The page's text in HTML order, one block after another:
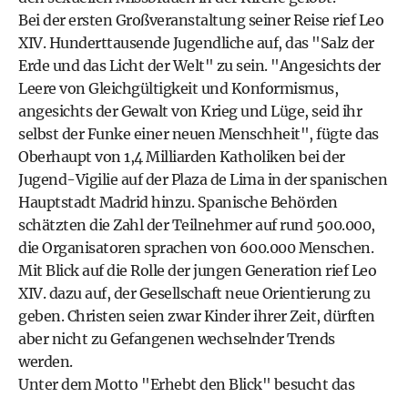
Bei der ersten Großveranstaltung seiner Reise rief Leo
XIV. Hunderttausende Jugendliche auf, das "Salz der
Erde und das Licht der Welt" zu sein. "Angesichts der
Leere von Gleichgültigkeit und Konformismus,
angesichts der Gewalt von Krieg und Lüge, seid ihr
selbst der Funke einer neuen Menschheit", fügte das
Oberhaupt von 1,4 Milliarden Katholiken bei der
Jugend-Vigilie auf der Plaza de Lima in der spanischen
Hauptstadt Madrid hinzu. Spanische Behörden
schätzten die Zahl der Teilnehmer auf rund 500.000,
die Organisatoren sprachen von 600.000 Menschen.
Mit Blick auf die Rolle der jungen Generation rief Leo
XIV. dazu auf, der Gesellschaft neue Orientierung zu
geben. Christen seien zwar Kinder ihrer Zeit, dürften
aber nicht zu Gefangenen wechselnder Trends
werden.
Unter dem Motto "Erhebt den Blick" besucht das